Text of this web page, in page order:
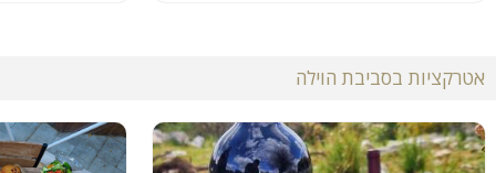
אטרקציות בסביבת הוילה